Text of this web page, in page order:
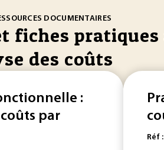
DOCUMENTAIRES
fiches pratiques
des coûts
:
par
Réf